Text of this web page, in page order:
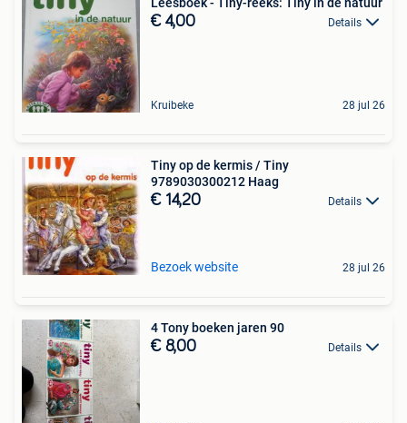
€ 4,00 Details
Kruibeke 28 jul 26
Tiny op de kermis / Tiny
9789030300212 Haag
€ 14,20 Details
Bezoek website 28 jul 26
4 Tony boeken jaren 90
€ 8,00 Details